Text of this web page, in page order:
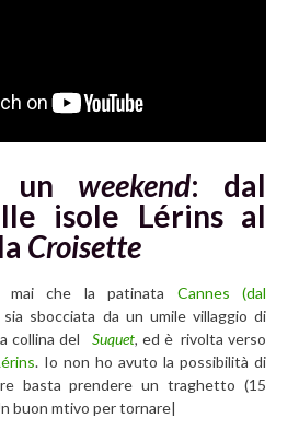
un weekend: dal
isole Lérins al
Croisette
mai che la patinata Cannes
(dal
sia sbocciata da un umile villaggio di
collina del
Suquet, ed è rivolta verso
. Io non ho avuto la possibilità di
basta prendere un traghetto (15
buon mtivo per tornare|